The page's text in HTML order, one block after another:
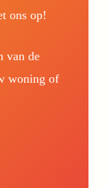
ons op!
van de
woning of